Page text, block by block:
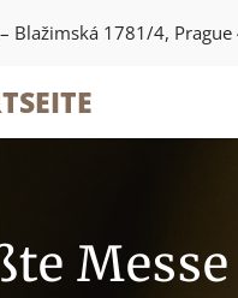
Blažimská 1781/4, Prague